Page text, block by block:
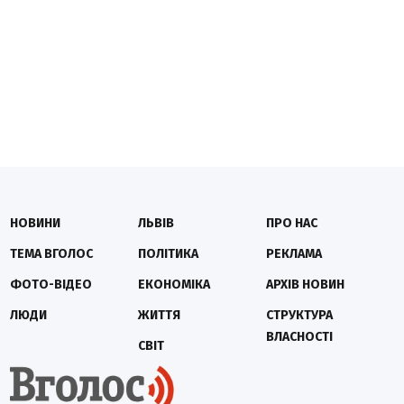
НОВИНИ
ТЕМА ВГОЛОС
ФОТО-ВІДЕО
ЛЮДИ
ЛЬВІВ
ПОЛІТИКА
ЕКОНОМІКА
ЖИТТЯ
СВІТ
ПРО НАС
РЕКЛАМА
АРХІВ НОВИН
СТРУКТУРА
ВЛАСНОСТІ